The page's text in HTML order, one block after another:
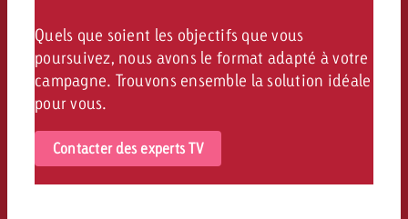
Quels que soient les objectifs que vous
poursuivez, nous avons le format adapté à votre
campagne. Trouvons ensemble la solution idéale
pour vous.
Contacter des experts TV